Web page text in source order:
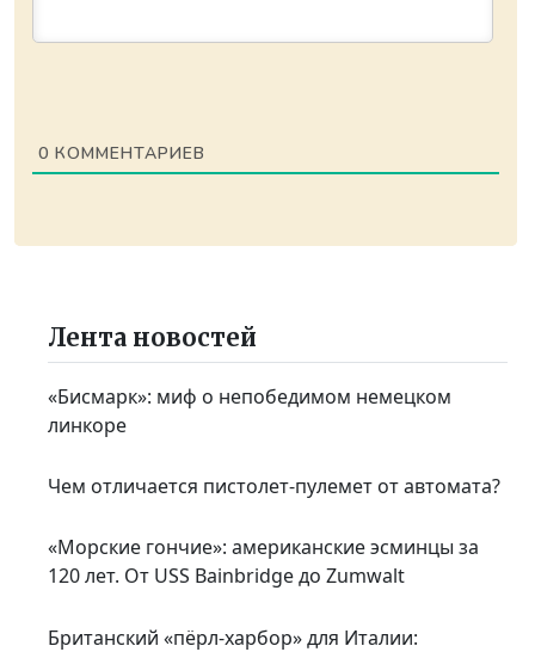
0 КОММЕНТАРИЕВ
Лента новостей
«Бисмарк»: миф о непобедимом немецком
линкоре
Чем отличается пистолет-пулемет от автомата?
«Морские гончие»: американские эсминцы за
120 лет. От USS Bainbridge до Zumwalt
Британский «пёрл-харбор» для Италии: